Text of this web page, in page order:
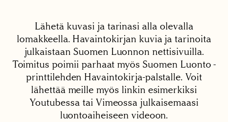
Lähetä kuvasi ja tarinasi alla olevalla
lomakkeella. Havaintokirjan kuvia ja tarinoita
julkaistaan Suomen Luonnon nettisivuilla.
Toimitus poimii parhaat myös Suomen Luonto -
printtilehden Havaintokirja-palstalle. Voit
lähettää meille myös linkin esimerkiksi
Youtubessa tai Vimeossa julkaisemaasi
luontoaiheiseen videoon.